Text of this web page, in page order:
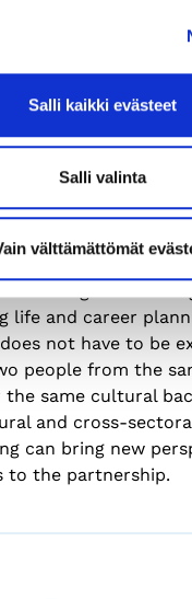
Salli kaikki evästeet
Salli valinta
välttämättömät
Mentoring
professional
is a two-way
life and career
not have to be
people from the
same cultural
and cross-
can bring new
to the partnership.